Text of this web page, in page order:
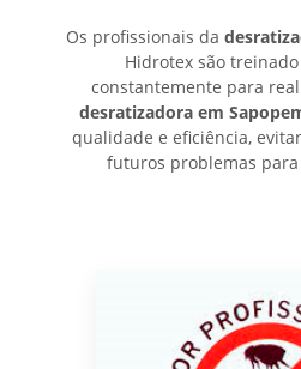
Os profissionais da
Hidrotex são
constantemente para
desratizadora em
qualidade e eficiência,
futuros problemas